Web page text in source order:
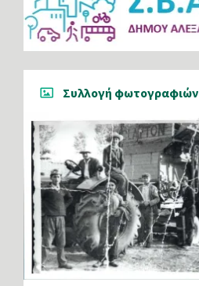
Συλλογή φωτογραφιών